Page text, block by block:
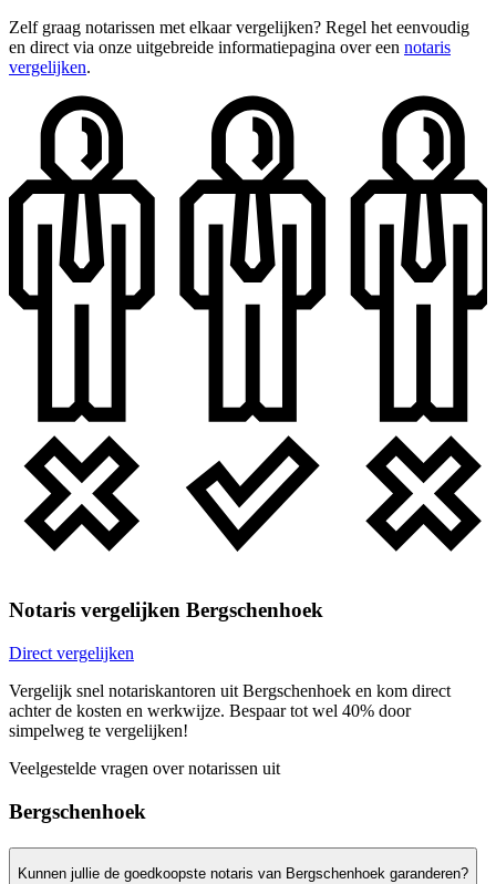
Zelf graag notarissen met elkaar vergelijken? Regel het eenvoudig
en direct via onze uitgebreide informatiepagina over een notaris
vergelijken.
Notaris vergelijken Bergschenhoek
Direct vergelijken
Vergelijk snel notariskantoren uit Bergschenhoek en kom direct
achter de kosten en werkwijze. Bespaar tot wel 40% door
simpelweg te vergelijken!
Veelgestelde vragen over notarissen uit
Bergschenhoek
Kunnen jullie de goedkoopste notaris van Bergschenhoek garanderen?